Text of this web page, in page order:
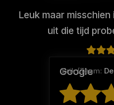
Leuk maar
uit die tijd
Erik (Team:
Google